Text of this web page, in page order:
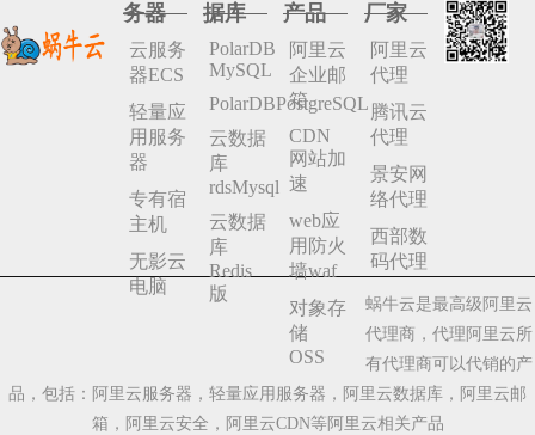
务器
云服务
器ECS
轻量应
用服务
器
专有宿
主机
无影云
电脑
据库
PolarDB
MySQL
PolarDBPostgreSQL
云数据
库
rdsMysql
云数据
库
Redis
版
产品
阿里云
企业邮
箱
CDN
网站加
速
web应
用防火
墙waf
对象存
储
OSS
厂家
阿里云
代理
腾讯云
代理
景安网
络代理
西部数
码代理
蜗牛云是最高级阿里云
代理商，代理阿里云所
有代理商可以代销的产
品，包括：阿里云服务器，轻量应用服务器，阿里云数据库，阿里云邮
箱，阿里云安全，阿里云CDN等阿里云相关产品